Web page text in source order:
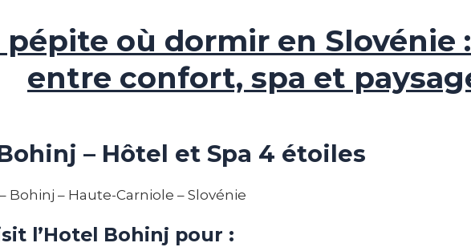
pépite où dormir en
entre confort, spa et
– Hôtel et Spa 4 étoiles
Bohinj – Haute-Carniole – Slovénie
l’Hotel Bohinj pour :